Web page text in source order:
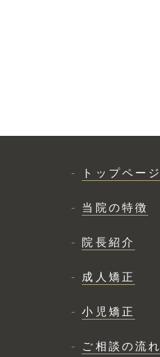
トップページ
当院の特徴
院長紹介
成人矯正
小児矯正
ご相談の流れ